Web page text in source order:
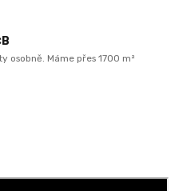
osobně. Máme přes 1700 m²